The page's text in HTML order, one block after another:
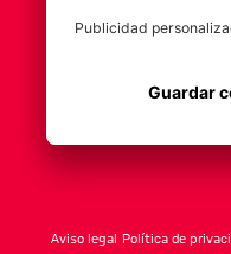
Aviso legal Política de